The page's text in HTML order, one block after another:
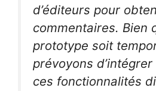
d’éditeurs pour
commentaires. Bien
prototype soit
prévoyons
ces fonctionnalités